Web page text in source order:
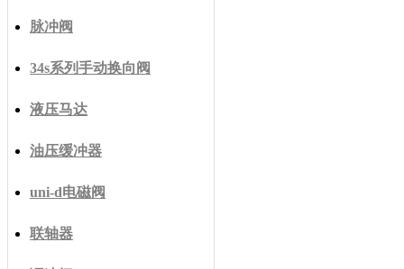
脉冲阀
34s系列手动换向阀
液压马达
油压缓冲器
uni-d电磁阀
联轴器